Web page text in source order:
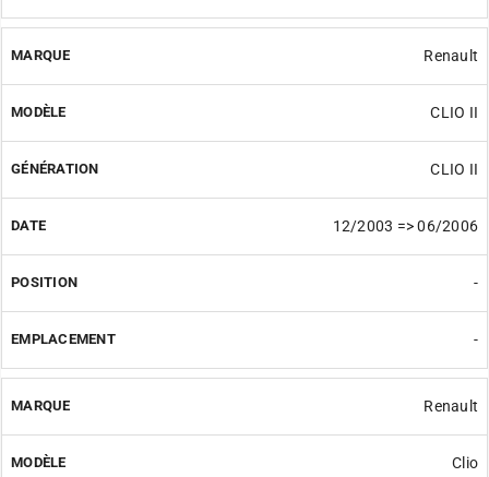
Renault
CLIO II
CLIO II
12/2003 => 06/2006
-
-
Renault
Clio